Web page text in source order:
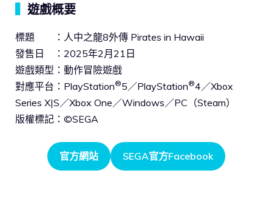
遊戲概要
標題 ：人中之龍8外傳 Pirates in Hawaii
發售日 ：2025年2月21日
遊戲類型：動作冒險遊戲
對應平台：PlayStation®5／PlayStation®4／Xbox
Series X|S／Xbox One／Windows／PC（Steam）
版權標記：©SEGA
官方網站 SEGA官方Facebook